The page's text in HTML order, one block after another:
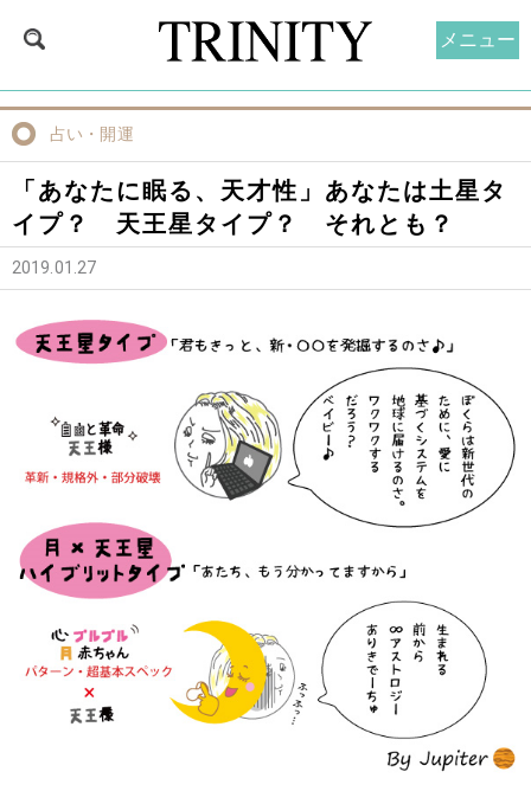
占い・開運
「あなたに眠る、天才性」あなたは土星タ
イプ？ 天王星タイプ？ それとも？
2019.01.27
メニュー